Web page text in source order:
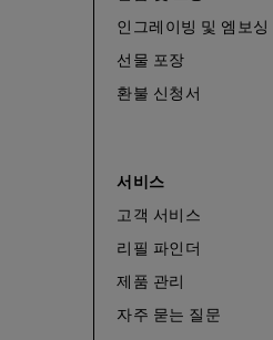
인그레이빙 및 엠보싱
선물 포장
환불 신청서
서비스
고객 서비스
리필 파인더
제품 관리
자주 묻는 질문